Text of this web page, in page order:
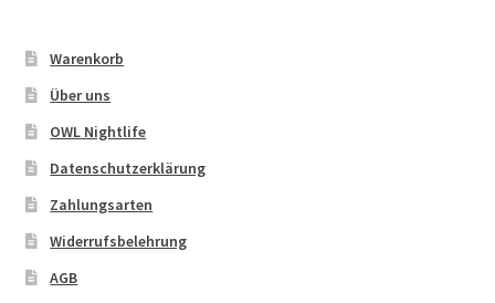
Warenkorb
Über uns
OWL Nightlife
Datenschutzerklärung
Zahlungsarten
Widerrufsbelehrung
AGB